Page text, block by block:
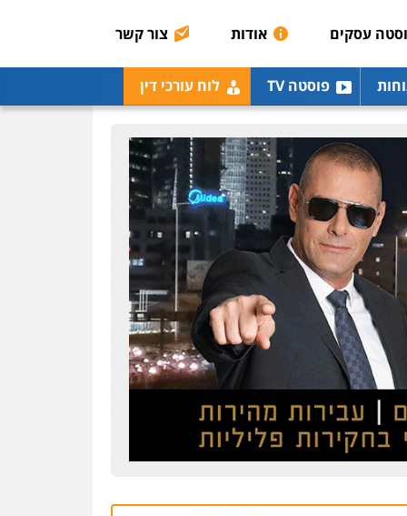
עסקים אודות צור קשר
פוסטה TV לוח עורכי דין
0507913332
עו"ד שלומי שרון
פלילי צבאי מעצרים
וחקירות
0547342002
עו"ד רונן בנדל
משפט פלילי פשיעה
חמורה פלילי
0524282442
עו"ד זוהר ארבל
פלילי פשיעה חמורה
מעצרים וחקירות קטינים
0538788878
עו"ד שלי גורביץ – לוי
משפט פלילי
חמורה מעצרים וחקירות
צבאי תעבורה